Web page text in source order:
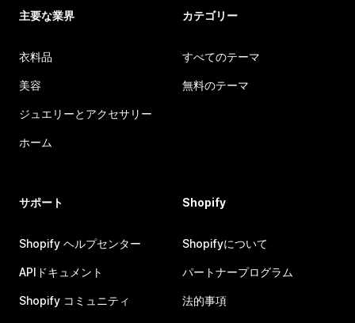
主要な業界
衣料品
美容
ジュエリーとアクセサリー
ホーム
カテゴリー
すべてのテーマ
無料のテーマ
サポート
Shopify ヘルプセンター
APIドキュメント
Shopify コミュニティ
Shopify
Shopifyについて
パートナープログラム
法的事項